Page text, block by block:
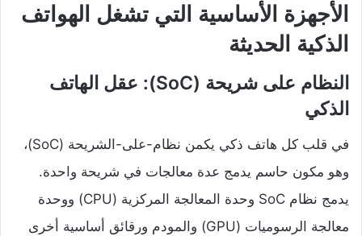
الأجهزة الأساسية التي تشغل الهواتف
الذكية الحديثة
النظام على شريحة (SoC): عقل الهاتف
الذكي
في قلب كل هاتف ذكي يكمن نظام-على-الشريحة (SoC)،
وهو مكون حاسم يدمج عدة معالجات في شريحة واحدة.
يدمج نظام SoC وحدة المعالجة المركزية (CPU) ووحدة
معالجة الرسوميات (GPU) والمودم ورقائق أساسية أخرى